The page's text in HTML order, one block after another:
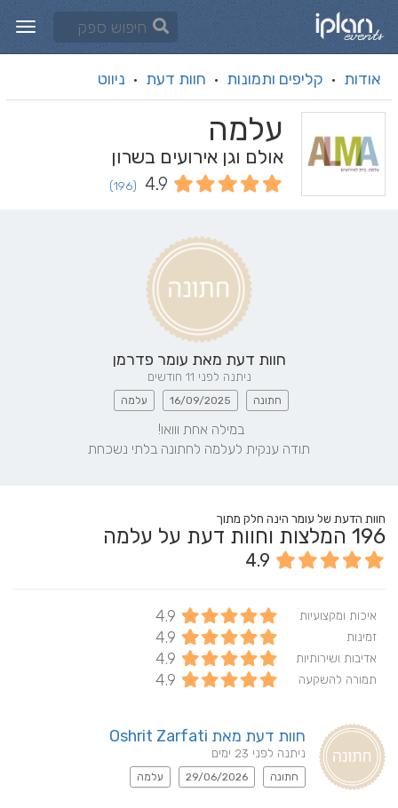
אודות · קליפים ותמונות · חוות דעת · ניווט
עלמה
אולם וגן אירועים בשרון
4.9
(196)
חוות דעת מאת עומר פדרמן
ניתנה לפני 11 חודשים
חתונה 16/09/2025 עלמה
תודה ענקית לעלמה לחתונה בלתי נשכחת
חוות הדעת של עומר הינה חלק מתוך
196 המלצות וחוות דעת על עלמה
4.9
איכות ומקצועיות 4.9
זמינות 4.9
אדיבות ושירותיות 4.9
תמורה להשקעה 4.9
חוות דעת מאת Oshrit Zarfati
ניתנה לפני 23 ימים
חתונה 29/06/2026 עלמה